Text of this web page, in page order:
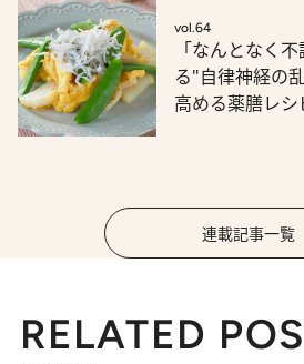
vol.64
「なんとなく
る"自律神経の
高める薬膳レシ
連載記事一覧
RELATED